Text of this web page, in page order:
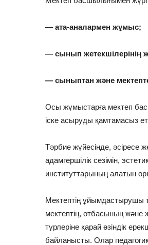
— ата-аналармен жұмыс;
— сынып жетекшілерінің
— сыныптан және
Осы жұмыстарға мектеп
іске асыруды қамтамасыз
Тәрбие жүйесінде, әсіресе
адамгершілік сезімін,
институттарының алатын
Мектептің ұйымдастырушы
мектептің, отбасының және
түрлеріне қарай өзіндік
байланысты. Олар